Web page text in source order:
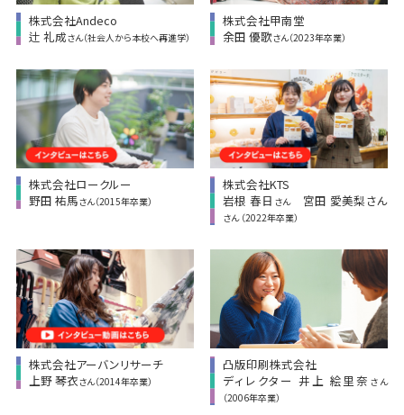
株式会社Andeco
辻 礼成さん（社会人から本校へ再進学）
株式会社甲南堂
余田 優歌さん（2023年卒業）
株式会社ロークルー
野田 祐馬さん（2015年卒業）
株式会社KTS
岩根 春日 さん宮田 愛美梨さん
さん （2022年卒業）
株式会社アーバンリサーチ
上野 琴衣さん（2014年卒業）
凸版印刷株式会社
ディレクター 井上 絵里奈 さん
（2006年卒業）